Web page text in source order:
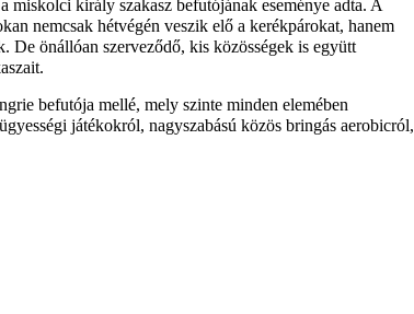
miskolci király szakasz befutójának eseménye adta. A
nemcsak hétvégén veszik elő a kerékpárokat, hanem
De önállóan szerveződő, kis közösségek is együtt
befutója mellé, mely szinte minden elemében
játékokról, nagyszabású közös bringás aerobicról,